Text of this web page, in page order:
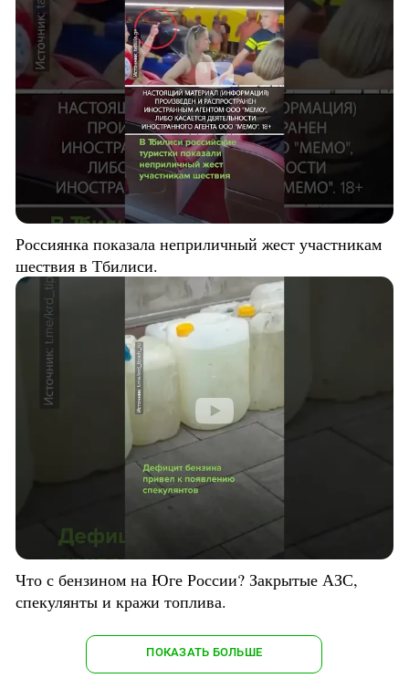
Россиянка показала неприличный жест участникам
шествия в Тбилиси.
Что с бензином на Юге России? Закрытые АЗС,
спекулянты и кражи топлива.
ПОКАЗАТЬ БОЛЬШЕ